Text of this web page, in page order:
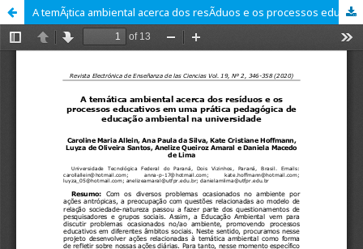
A temÃ¡tica ambiental acerca dos resÃ­duos e os processos educativos em uma prÃ¡tica pedagÃ³gica de educaÃ§Ã£o ambiental na universidade